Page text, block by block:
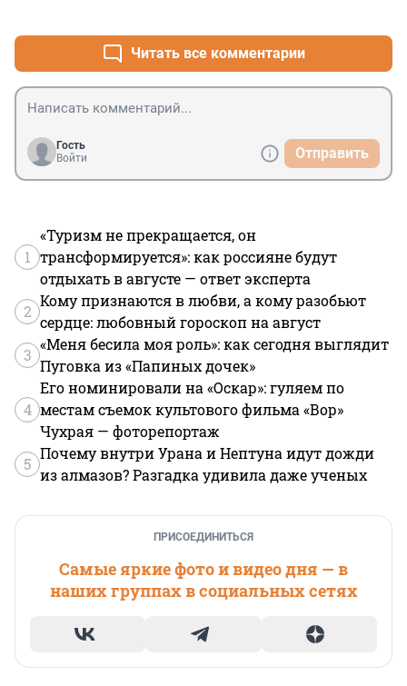
Читать все комментарии
Гость
Войти
Отправить
1
«Туризм не прекращается, он
трансформируется»: как россияне будут
отдыхать в августе — ответ эксперта
2
Кому признаются в любви, а кому разобьют
сердце: любовный гороскоп на август
3
«Меня бесила моя роль»: как сегодня выглядит
Пуговка из «Папиных дочек»
4
Его номинировали на «Оскар»: гуляем по
местам съемок культового фильма «Вор»
Чухрая — фоторепортаж
5
Почему внутри Урана и Нептуна идут дожди
из алмазов? Разгадка удивила даже ученых
ПРИСОЕДИНИТЬСЯ
Самые яркие фото и видео дня — в
наших группах в социальных сетях